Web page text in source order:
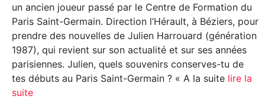
un ancien joueur passé par le Centre de Formation du
Paris Saint-Germain. Direction l’Hérault, à Béziers, pour
prendre des nouvelles de Julien Harrouard (génération
1987), qui revient sur son actualité et sur ses années
parisiennes. Julien, quels souvenirs conserves-tu de
tes débuts au Paris Saint-Germain ? « A la suite lire la
suite